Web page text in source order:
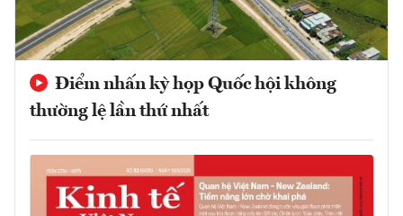
Điểm nhấn kỳ họp Quốc hội không
thường lệ lần thứ nhất